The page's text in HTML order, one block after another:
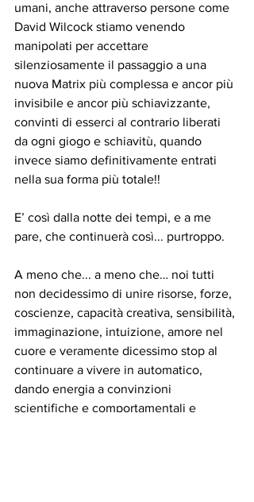
umani, anche attraverso persone come
David Wilcock stiamo venendo
manipolati per accettare
silenziosamente il passaggio a una
nuova Matrix più complessa e ancor più
invisibile e ancor più schiavizzante,
convinti di esserci al contrario liberati
da ogni giogo e schiavitù, quando
invece siamo definitivamente entrati
nella sua forma più totale!!
E’ così dalla notte dei tempi, e a me
pare, che continuerà così... purtroppo.
A meno che... a meno che… noi tutti
non decidessimo di unire risorse, forze,
coscienze, capacità creativa, sensibilità,
immaginazione, intuizione, amore nel
cuore e veramente dicessimo stop al
continuare a vivere in automatico,
dando energia a convinzioni
scientifiche e comportamentali e